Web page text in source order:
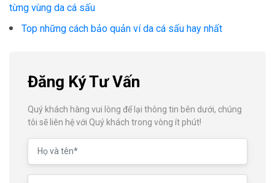
từng vùng da cá sấu
Top những cách bảo quản ví da cá sấu hay nhất
Đăng Ký Tư Vấn
Quý khách hàng vui lòng để lại thông tin bên dưới, chúng
tôi sẽ liên hệ với Quý khách trong vòng ít phút!